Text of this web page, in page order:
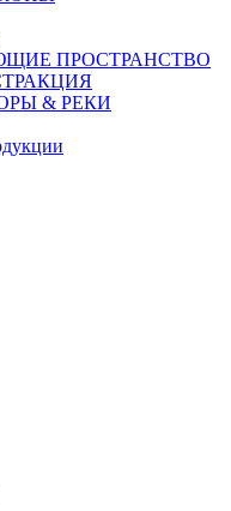
ПРОСТРАНСТВО
& РЕКИ